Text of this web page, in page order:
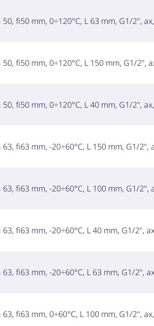
fi50 mm, 0÷120°C, L 63 mm, G1/2",
fi50 mm, 0÷120°C, L 150 mm, G1/2",
fi50 mm, 0÷120°C, L 40 mm, G1/2",
fi63 mm, -20÷60°C, L 150 mm, G1/2",
fi63 mm, -20÷60°C, L 100 mm, G1/2",
fi63 mm, -20÷60°C, L 40 mm, G1/2",
fi63 mm, -20÷60°C, L 63 mm, G1/2",
fi63 mm, 0÷60°C, L 100 mm, G1/2",